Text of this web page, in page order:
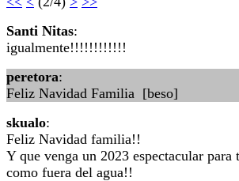
Santi Nitas:
igualmente!!!!!!!!!!!!
peretora:
Feliz Navidad Familia [beso]
skualo:
Feliz Navidad familia!!
Y que venga un 2023 espectacular para
como fuera del agua!!